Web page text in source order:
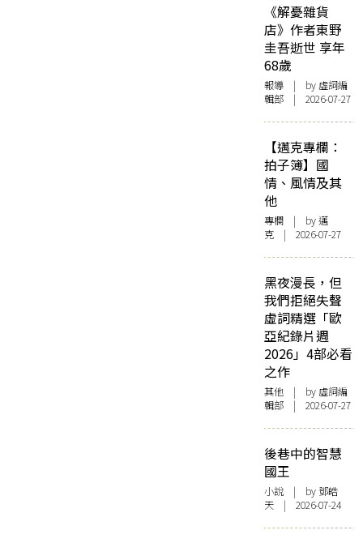
《解憂雜貨
店》作者東野
圭吾逝世 享年
68歲
報導 | by 虛詞編
輯部 | 2026-07-27
【邁克專欄：
拍子簿】國
情、風情及其
他
專欄 | by邁
克 | 2026-07-27
黑夜漫長，但
我們拒絕失聲
虛詞精選「歐
亞紀錄片週
2026」4部必看
之作
其他 | by 虛詞編
輯部 | 2026-07-27
後巷中的智慧
國王
小說 | by 鄧皓
天 | 2026-07-24